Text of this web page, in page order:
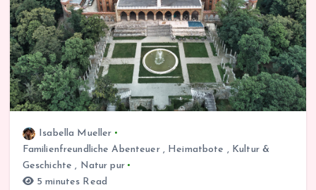
Isabella Mueller
Familienfreundliche Abenteuer, Heimatbote , Kultur &
Geschichte , Natur pur
5 minutes Read